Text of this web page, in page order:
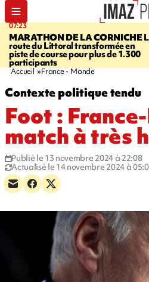
07:23
MARATHON DE LA CORNICHE
route du Littoral transformée en
piste de course pour plus de 1.300
participants
Accueil France - Monde
Contexte politique tendu
Foot :
match à très
Publié le 13 novembre 2024 à 22:08
Actualisé le 14 novembre 2024 à